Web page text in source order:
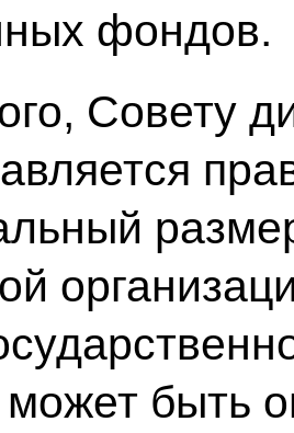
фондов.
Совету
может быть